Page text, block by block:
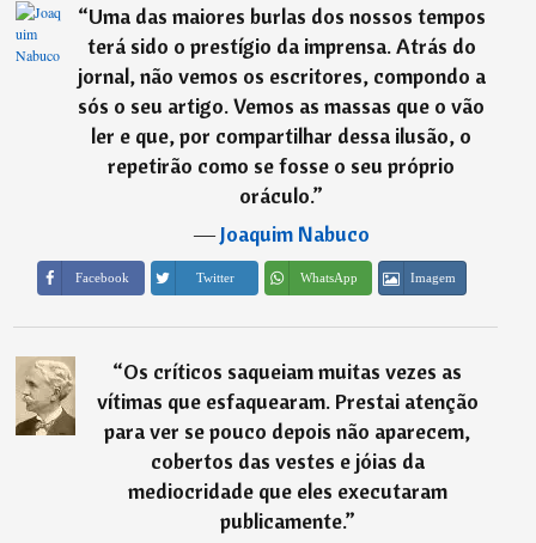
“Uma das maiores burlas dos nossos tempos
terá sido o prestígio da imprensa. Atrás do
jornal, não vemos os escritores, compondo a
sós o seu artigo. Vemos as massas que o vão
ler e que, por compartilhar dessa ilusão, o
repetirão como se fosse o seu próprio
oráculo.”
―Joaquim Nabuco
Facebook Twitter WhatsApp Imagem
“Os críticos saqueiam muitas vezes as
vítimas que esfaquearam. Prestai atenção
para ver se pouco depois não aparecem,
cobertos das vestes e jóias da
mediocridade que eles executaram
publicamente.”